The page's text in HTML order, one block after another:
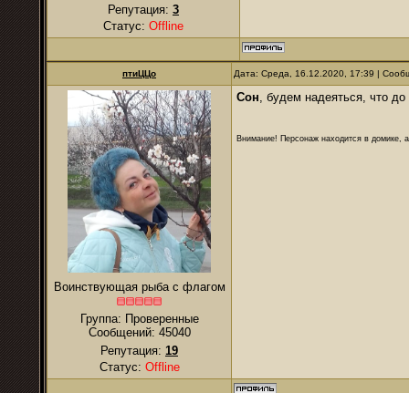
Репутация: 3
Статус: Offline
птиЦЦо Дата: Среда, 16.12.2020, 17:39 |
Воинствующая рыба с флагом
Группа: Проверенные
Сообщений: 45040
Репутация: 19
Статус: Offline
Сон, будем надеяться, что
Внимание! Персонаж находится в домике,